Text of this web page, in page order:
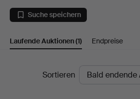
Stockholms
Auktionsverk
Suche speichern
Laufende Auktionen(1) Endpreise
LaufendeSortieren